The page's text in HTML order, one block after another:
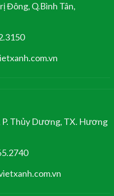
Đông, Q.Bình Tân,
Thủy Dương, TX. Hương